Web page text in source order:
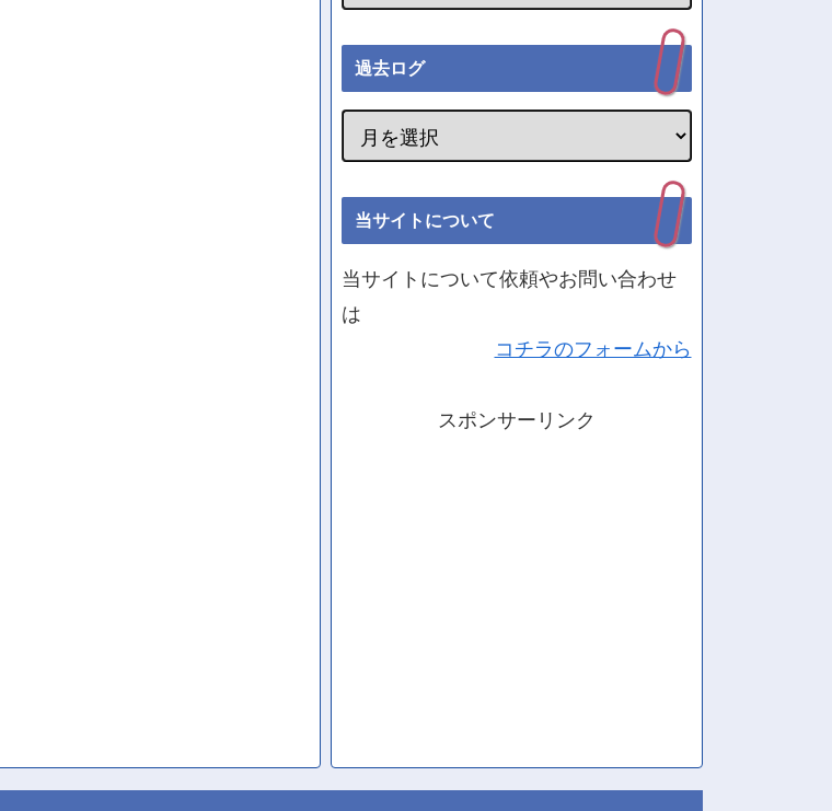
過去ログ
当サイトについて
当サイトについて依頼やお問い合わせ
は
コチラのフォームから
スポンサーリンク